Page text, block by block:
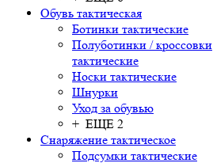
Обувь тактическая
Ботинки тактические
Полуботинки / кроссовки
тактические
Носки тактические
Шнурки
Уход за обувью
+ ЕЩЕ 2
Снаряжение тактическое
Подсумки тактические